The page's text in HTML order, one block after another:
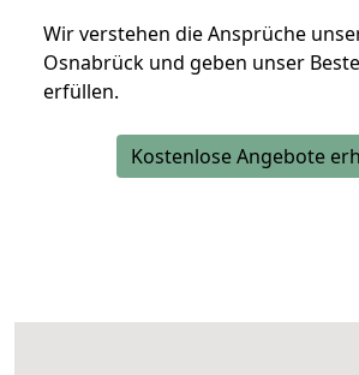
Wir verstehen die Ansprüche
Osnabrück und geben unser
erfüllen.
Kostenlose Angebote